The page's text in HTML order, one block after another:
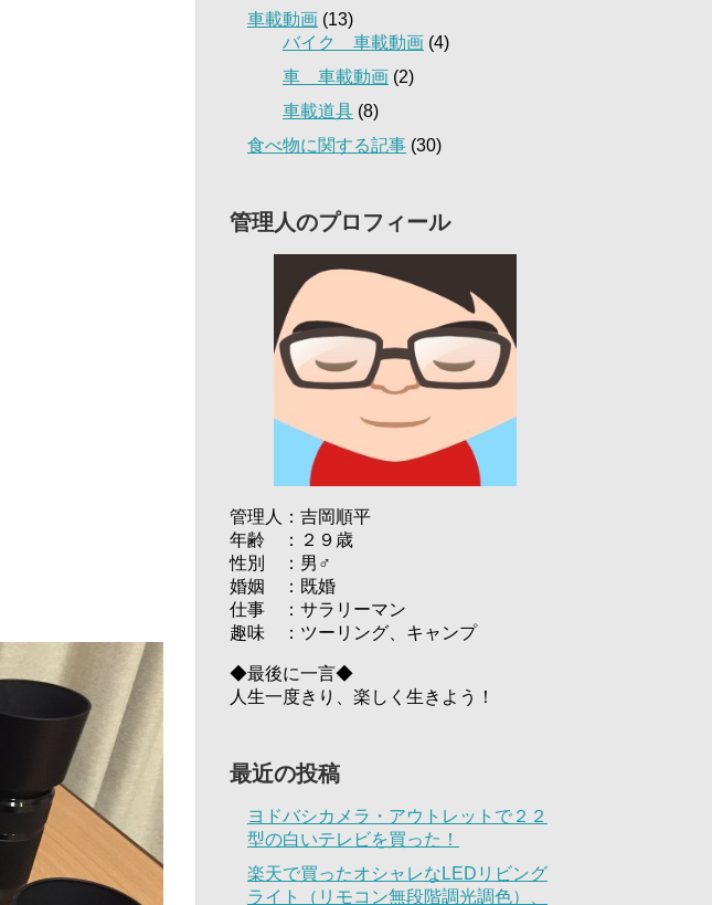
車載動画 (13)
バイク 車載動画 (4)
車 車載動画 (2)
車載道具 (8)
食べ物に関する記事 (30)
管理人のプロフィール
管理人：吉岡順平
年齢 ：２９歳
性別 ：男♂
婚姻 ：既婚
仕事 ：サラリーマン
趣味 ：ツーリング、キャンプ
◆最後に一言◆
人生一度きり、楽しく生きよう！
最近の投稿
ヨドバシカメラ・アウトレットで２２
型の白いテレビを買った！
楽天で買ったオシャレなLEDリビング
ライト（リモコン無段階調光調色）、